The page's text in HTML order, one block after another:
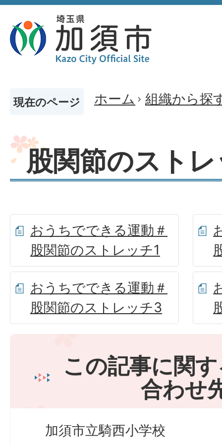
現在のページ ホーム 組織から探
股関節のスト
おうちでできる運動＃
股関節のストレッチ1
おうちでできる運動＃
股関節のストレッチ3
この記事に関
合わせ
加須市立騎西小学校